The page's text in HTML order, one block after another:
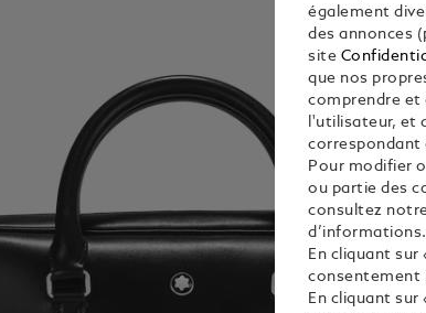
également
des annonces
site
que nos
comprendre et
l'utilisateur, et
correspondant
Pour modifier
ou partie des
consultez
d’informations.
En cliquant
consentement
En cliquant